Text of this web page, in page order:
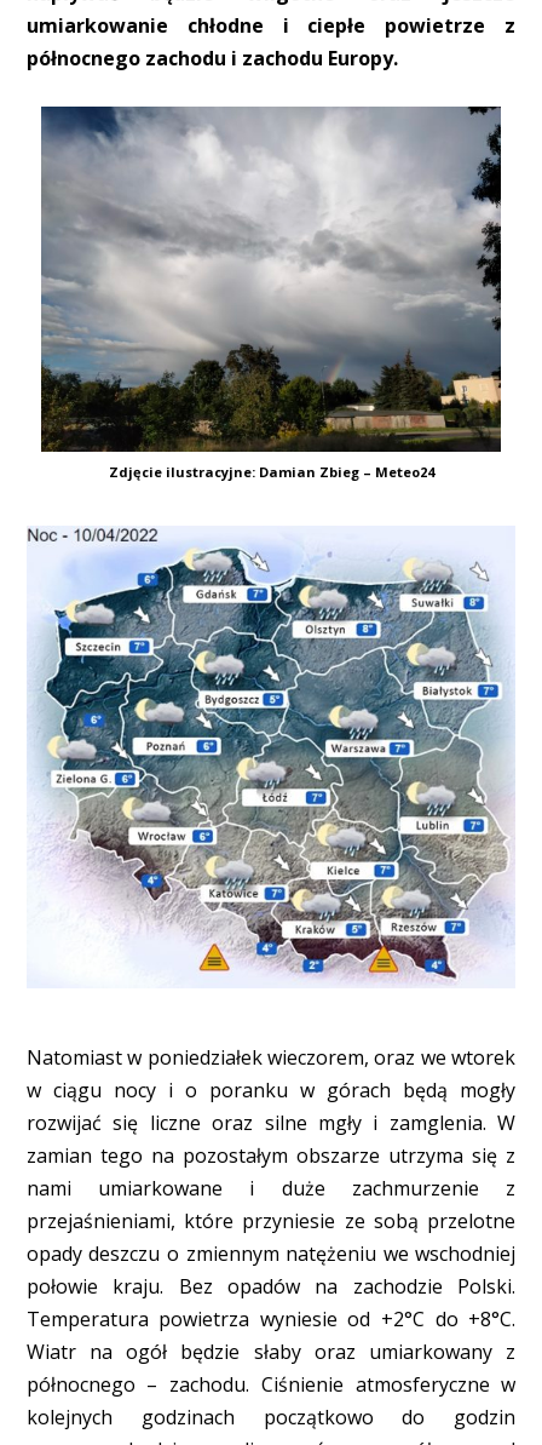
umiarkowanie chłodne i ciepłe powietrze z
północnego zachodu i zachodu Europy.
Zdjęcie ilustracyjne: Damian Zbieg – Meteo24
Natomiast w poniedziałek wieczorem, oraz we wtorek
w ciągu nocy i o poranku w górach będą mogły
rozwijać się liczne oraz silne mgły i zamglenia. W
zamian tego na pozostałym obszarze utrzyma się z
nami umiarkowane i duże zachmurzenie z
przejaśnieniami, które przyniesie ze sobą przelotne
opady deszczu o zmiennym natężeniu we wschodniej
połowie kraju. Bez opadów na zachodzie Polski.
Temperatura powietrza wyniesie od +2°C do +8°C.
Wiatr na ogół będzie słaby oraz umiarkowany z
północnego – zachodu. Ciśnienie atmosferyczne w
kolejnych godzinach początkowo do godzin